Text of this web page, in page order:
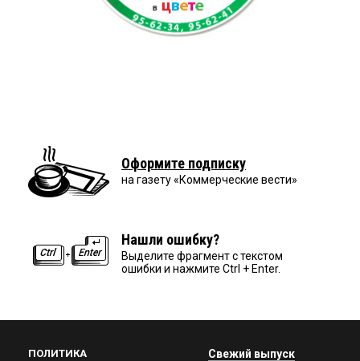
Оформите подписку
на газету «Коммерческие вести»
Нашли ошибку?
Выделите фрагмент с текстом
ошибки и нажмите Ctrl + Enter.
ПОЛИТИКА Свежий выпуск